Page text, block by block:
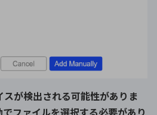
が検出される可能性がありま